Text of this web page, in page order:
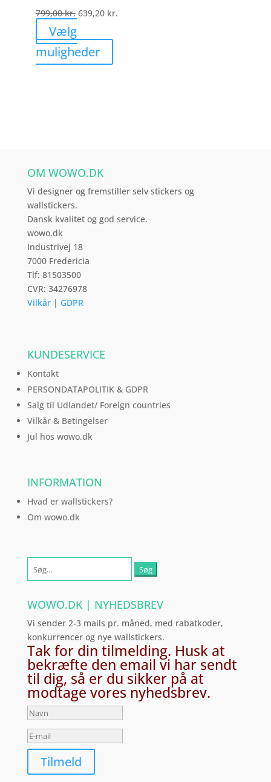
799,00kr. 639,20 kr.
Vælg
muligheder
vare
varesiden
OM WOWO.DK
Vi designer og fremstiller selv stickers og
wallstickers.
Dansk kvalitet og god service.
wowo.dk
Industrivej 18
7000 Fredericia
Tlf: 81503500
CVR: 34276978
Vilkår| GDPR
KUNDESERVICE
Kontakt
PERSONDATAPOLITIK & GDPR
Salg til Udlandet/ Foreign countries
Vilkår & Betingelser
Jul hos wowo.dk
INFORMATION
Hvad er wallstickers?
Om wowo.dk
efter:
WOWO.DK | NYHEDSBREV
Vi sender 2-3 mails pr. måned, med rabatkoder,
konkurrencer og nye wallstickers.
Tak for din tilmelding. Husk at
bekræfte den email vi har sendt
til dig, så er du sikker på at
modtage vores nyhedsbrev.
Tilmeld